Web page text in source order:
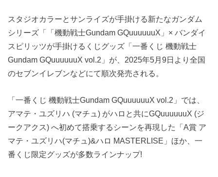
スタジオカラーとサンライズが手掛ける新たなガンダム
シリーズ「「機動戦士Gundam GQuuuuuuX」× バンダイ
スピリッツが手掛けるくじグッズ「一番くじ 機動戦士
Gundam GQuuuuuuX vol.2」が、2025年5月9日より全国
のセブンイレブンなどにて順次発売される。
「一番くじ 機動戦士Gundam GQuuuuuuX vol.2」では、
アマテ・ユズリハ (マチュ) がハロと共にGQuuuuuuX (ジ
ークアクス) へ初めて搭乗するシーンを再現した「A賞 ア
マテ・ユズリハ(マチュ)&ハロ MASTERLISE」ほか、一
番くじ限定グッズが多数ラインナップ!